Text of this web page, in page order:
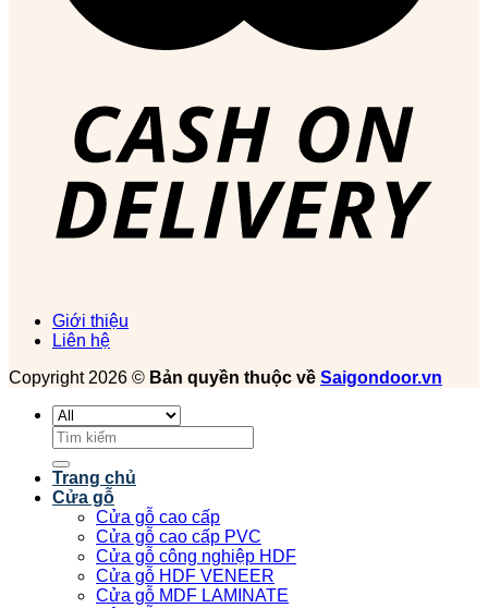
Giới thiệu
Liên hệ
Copyright 2026 © Bản quyền thuộc về Saigondoor.vn
Tìm
kiếm:
Trang chủ
Cửa gỗ
Cửa gỗ cao cấp
Cửa gỗ cao cấp PVC
Cửa gỗ công nghiệp HDF
Cửa gỗ HDF VENEER
Cửa gỗ MDF LAMINATE